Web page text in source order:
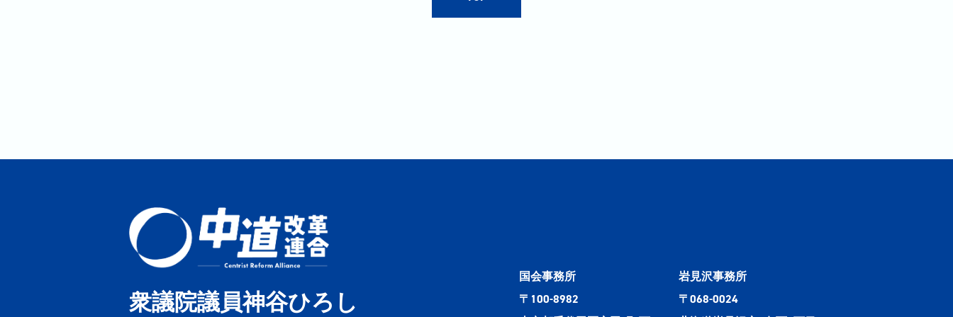
衆議院議員神谷ひろし
国会事務所
〒100-8982
岩見沢事務所
〒068-0024